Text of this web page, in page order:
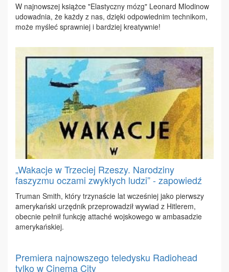
W naj­now­szej książ­ce "Ela­stycz­ny mózg" Le­onard Mlo­di­now
udo­wad­nia, że każ­dy z nas, dzię­ki od­po­wied­nim tech­ni­kom,
mo­że my­śleć spraw­niej i bar­dziej kre­atyw­nie!
„Wakacje w Trzeciej Rzeszy. Narodziny
faszyzmu oczami zwykłych ludzi” - zapowiedź
Tru­man Smith, któ­ry trzy­na­ście lat wcze­śniej ja­ko pierw­szy
ame­ry­kań­ski urzęd­nik prze­pro­wa­dził wy­wiad z Hi­tle­rem,
obec­nie peł­nił funk­cję at­taché woj­sko­we­go w am­ba­sa­dzie
ame­ry­kań­skiej.
Premiera najnowszego teledysku Radiohead
tylko w Cinema City